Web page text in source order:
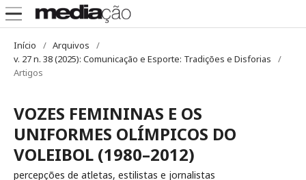
Início / Arquivos
/
v. 27 n. 38 (2025): Comunicação e Esporte: Tradições e Disforias
/
Artigos
VOZES FEMININAS E OS
UNIFORMES OLÍMPICOS DO
VOLEIBOL (1980–2012)
percepções de atletas, estilistas e jornalistas